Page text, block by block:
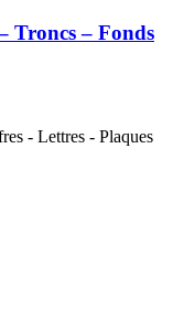
Troncs – Fonds
- Lettres - Plaques